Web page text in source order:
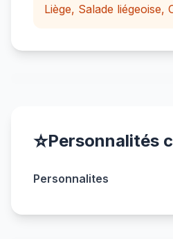
Liège, Salade liégeoise,
⭐Personnalités
Personnalites